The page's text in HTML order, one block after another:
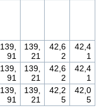
139,
91
139,
21
42,6
2
42,4
1
139,
91
139,
21
42,6
2
42,4
1
139,
91
139,
21
42,2
5
42,0
5